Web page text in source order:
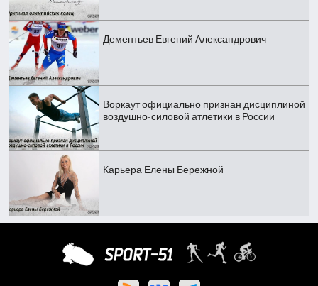
Дементьев Евгений Александрович
Воркаут официально признан дисциплиной
воздушно-силовой атлетики в России
Карьера Елены Бережной